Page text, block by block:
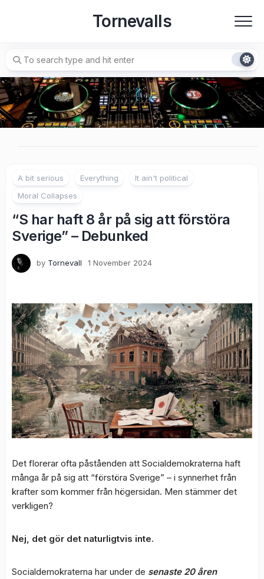
Tornevalls
A bit serious Everything
It ain't political
Moral Collapses
“S har haft 8 år på sig att förstöra
Sverige” – Debunked
by Tornevall 1 November 2024
Det florerar ofta påståenden att Socialdemokraterna haft
många år på sig att “förstöra Sverige” – i synnerhet från
krafter som kommer från högersidan. Men stämmer det
verkligen?
Nej, det gör det naturligtvis inte.
Socialdemokraterna har under de senaste 20 åren